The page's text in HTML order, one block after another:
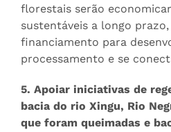
florestais serão
sustentáveis ​​a longo
financiamento para
processamento e se
5. Apoiar iniciativas de
bacia do rio Xingu, Rio
que foram queimadas e